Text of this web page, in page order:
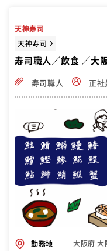
天神寿司
天神寿司
寿司職人／飲食 ／大
寿司職人 正社
勤務地 大阪府 大